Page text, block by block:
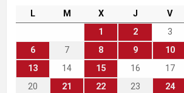
L M X J V
1
2 3
6
7 8 9 10
13
14 15 16 17
20
21 22 23 24